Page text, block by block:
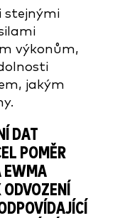
stejnými
výkonům,
jakým
DAT
POMĚR
EWMA